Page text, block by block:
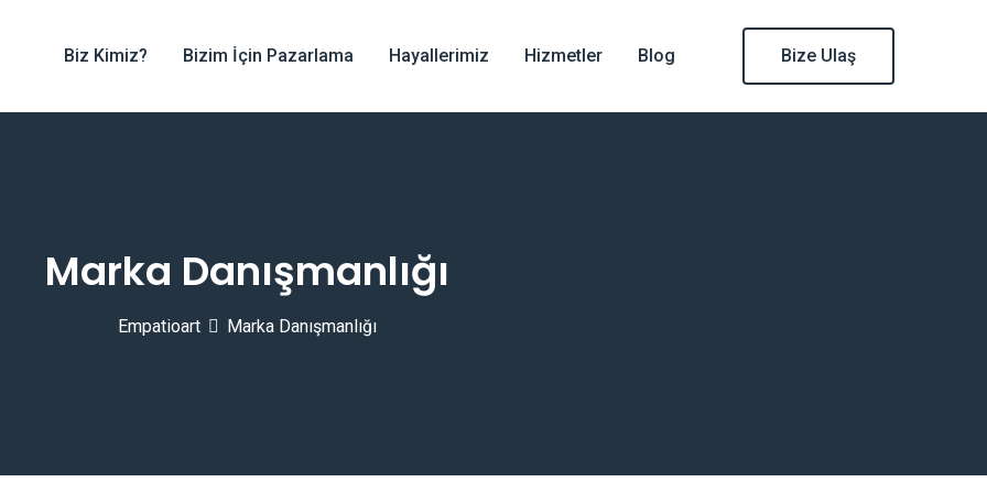
Biz Kimiz? Bizim İçin Pazarlama Hayallerimiz Hizmetler Blog Bize Ulaş
Marka Danışmanlığı
Empatioart Marka Danışmanlığı